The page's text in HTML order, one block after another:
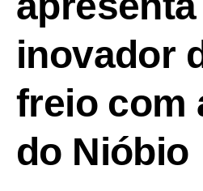
inovador
freio com
do Nióbio